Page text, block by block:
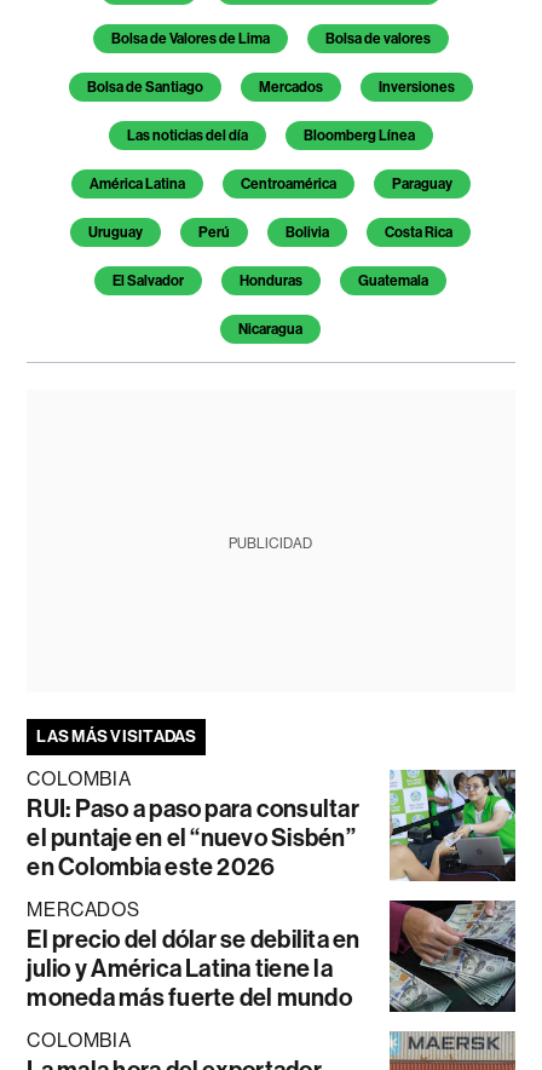
Bolsa de Valores de Lima Bolsa de valores
Bolsa de Santiago Mercados Inversiones
Las noticias del día Bloomberg Línea
América Latina Centroamérica Paraguay
Uruguay Perú Bolivia Costa Rica
El Salvador Honduras Guatemala
Nicaragua
PUBLICIDAD
LAS MÁS VISITADAS
COLOMBIA
RUI: Paso a paso para consultar
el puntaje en el “nuevo Sisbén”
en Colombia este 2026
MERCADOS
El precio del dólar se debilita en
julio y América Latina tiene la
moneda más fuerte del mundo
COLOMBIA